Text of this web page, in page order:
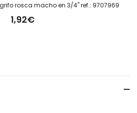
rosca macho en 3/4" ref.: 9707969
1,92€